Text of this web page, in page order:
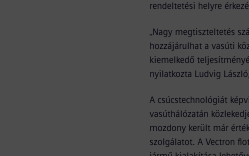
rendeltetési helyre
„Nagy megtiszteltetés
hozzájárulhat a vasúti
kiemelkedő
nyilatkozta Ludvig
A csúcstechnológiát
vasúthálózatán
mozdony került már
szolgálatot. A Vectron